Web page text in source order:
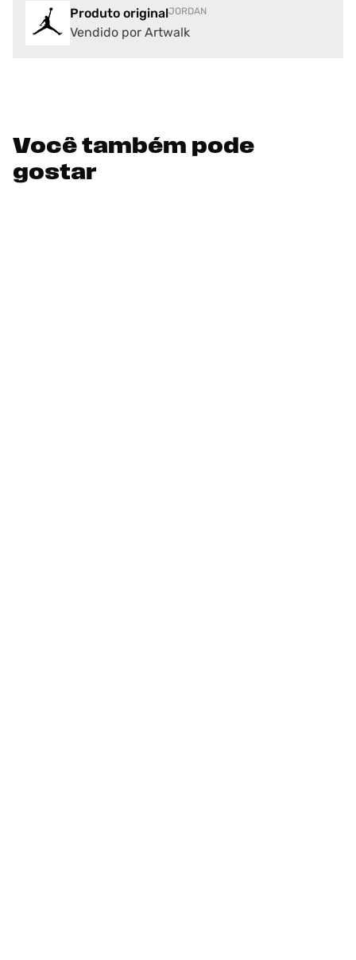
Produto originalJORDAN
Vendido por Artwalk
Você também pode
gostar